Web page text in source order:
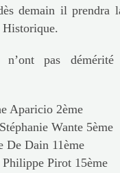
demain il prendra
n’ont pas
Aparicio 2ème
Wante 5ème
De Dain 11ème
Pirot 15ème